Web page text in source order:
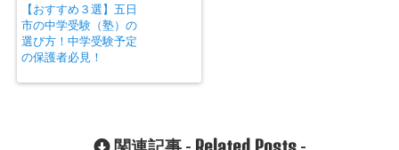
【おすすめ３選】五日
市の中学受験（塾）の
選び方！中学受験予定
の保護者必見！
関連記事 - Related Posts-